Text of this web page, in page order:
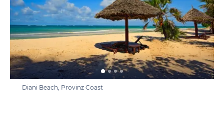
Diani Beach, Provinz Coast